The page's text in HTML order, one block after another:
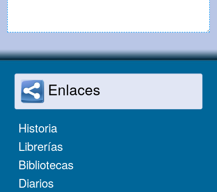
Enlaces
Historia
Librerías
Bibliotecas
Diarios